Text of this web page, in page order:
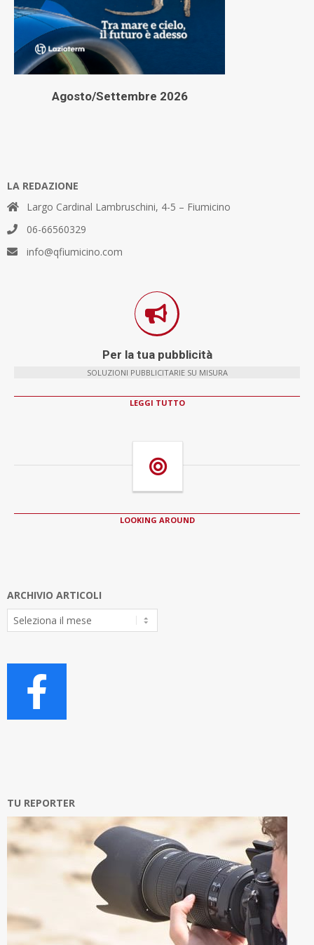
Agosto/Settembre 2026
LA REDAZIONE
Largo Cardinal Lambruschini, 4-5 – Fiumicino
06-66560329
info@qfiumicino.com
Per la tua pubblicità
SOLUZIONI PUBBLICITARIE SU MISURA
LEGGI TUTTO
LOOKING AROUND
ARCHIVIO ARTICOLI
Archivio
Articoli
TU REPORTER